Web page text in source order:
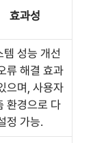
효과성
템 성능 개선
류 해결 효과
으며, 사용자
환경으로 다
정 가능.